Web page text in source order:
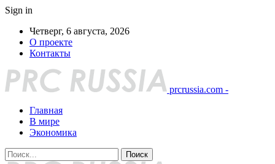
Sign in
Четверг, 6 августа, 2026
О проекте
Контакты
prcrussia.com -
Главная
В мире
Экономика